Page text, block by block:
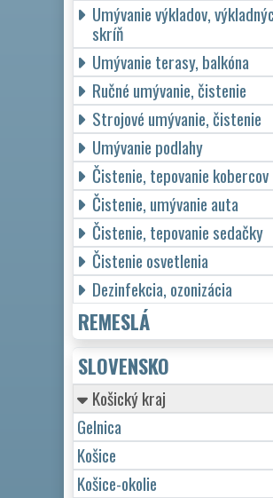
Umývanie výkladov,
skríň
Umývanie terasy, balkóna
Ručné umývanie, čistenie
Strojové umývanie, čistenie
Umývanie podlahy
Čistenie, tepovanie kobercov
Čistenie, umývanie auta
Čistenie, tepovanie sedačky
Čistenie osvetlenia
Dezinfekcia, ozonizácia
REMESLÁ
SLOVENSKO
Košický kraj
Gelnica
Košice
Košice-okolie